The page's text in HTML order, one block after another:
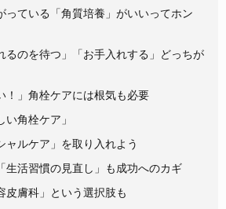
っている「角質培養」がいいってホン
るのを待つ」「お手入れする」どっちが
！」角栓ケアには根気も必要
角栓ケア」
ャルケア」を取り入れよう
生活習慣の見直し」も成功へのカギ
皮膚科」という選択肢も